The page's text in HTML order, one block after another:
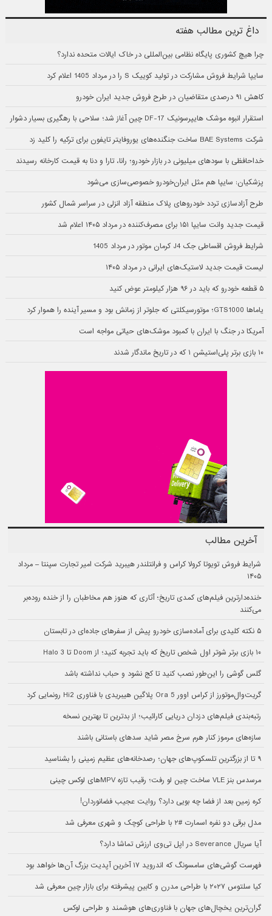
داغ ترین مطالب هفته
چرا هیچ کشوری پایگاه نظامی بین‌المللی در خاک ایالات متحده ندارد؟
سایپا شرایط فروش مشارکت در تولید کوییک S را در مرداد 1405 اعلام کرد
کاهش ۹۱ درصدی متقاضیان در طرح فروش جدید ایران خودرو
استقرار انبوه موشک هایپرسونیک DF-17 چین آغاز شد؛ سلاحی با رهگیری بسیار دشوار
شرکت BAE Systems ساخت جنگنده‌های یوروفایتر تایفون برای ترکیه را کلید زد
خداحافظی با سودهای میلیونی در بازار خودرو؛ رانا، تارا و دنا به قیمت کارخانه رسیدند
پزشکیان: سایپا هم مثل ایران‌خودرو خصوصی‌سازی می‌شود
طرح آزادسازی تردد خودروهای پلاک منطقه آزاد انزلی در سراسر شمال کشور
قیمت جدید وانت سایپا ۱۵۱ برای مصرف‌کننده در مرداد ۱۴۰۵ اعلام شد
شرایط فروش اقساطی جک J4 کرمان موتور در مرداد 1405
لیست قیمت جدید لاستیک‌های ایرانی در مرداد ۱۴۰۵
۵ قطعه خودرو که باید در ۹۶ هزار کیلومتر عوض کنید
یاماها GTS1000؛ موتورسیکلتی که جلوتر از زمانش بود و مسیر آینده را هموار کرد
آمریکا در جنگ با ایران با کمبود موشک‌های حیاتی مواجه است
۱۰ بازی برتر پلی‌استیشن ۱ که در تاریخ ماندگار شدند
آخرین مطالب
شرایط فروش تویوتا کرولا کراس و فرانتلندر هیبرید شرکت امیر تجارت سپنتا – مرداد
۱۴۰۵
خنده‌دارترین فیلم‌های کمدی تاریخ؛ آثاری که هنوز هم مخاطبان را از خنده روده‌بر
می‌کنند
۵ نکته کلیدی برای آماده‌سازی خودرو پیش از سفرهای جاده‌ای در تابستان
۱۰ بازی برتر شوتر اول شخص تاریخ که باید تجربه کنید؛ از Doom تا Halo 3
گلس گوشی را این‌طور نصب کنید تا کج نشود و حباب نداشته باشد
گریت‌وال‌موتورز از کراس اوور Ora 5 پلاگین هیبریدی با فناوری Hi2 رونمایی کرد
رتبه‌بندی فیلم‌های دزدان دریایی کارائیب؛ از بدترین تا بهترین نسخه
سازه‌های مرموز کنار هرم سرخ مصر شاید سدهای باستانی باشند
۹ تا از بزرگترین تلسکوپ‌های جهان؛ رصدخانه‌های عظیم زمینی را بشناسید
مرسدس بنز VLE ساخت چین لو رفت؛ رقیب تازه MPVهای لوکس چینی
کره زمین بعد از فضا چه بویی دارد؟ روایت عجیب فضانوردان!
مدل برقی دو نفره اسمارت #۲ با طراحی کوچک و شهری معرفی شد
آیا سریال Severance در اپل تی‌وی ارزش تماشا دارد؟
فهرست گوشی‌های سامسونگ که اندروید ۱۷ آخرین آپدیت بزرگ آن‌ها خواهد بود
کیا سلتوس ۲۰۲۷ با طراحی مدرن و کابین پیشرفته برای بازار چین معرفی شد
گران‌ترین یخچال‌های جهان با فناوری‌های هوشمند و طراحی لوکس